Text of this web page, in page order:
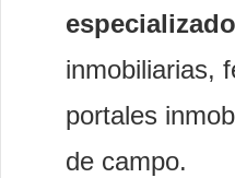
inmobiliarias,
portales
de campo.